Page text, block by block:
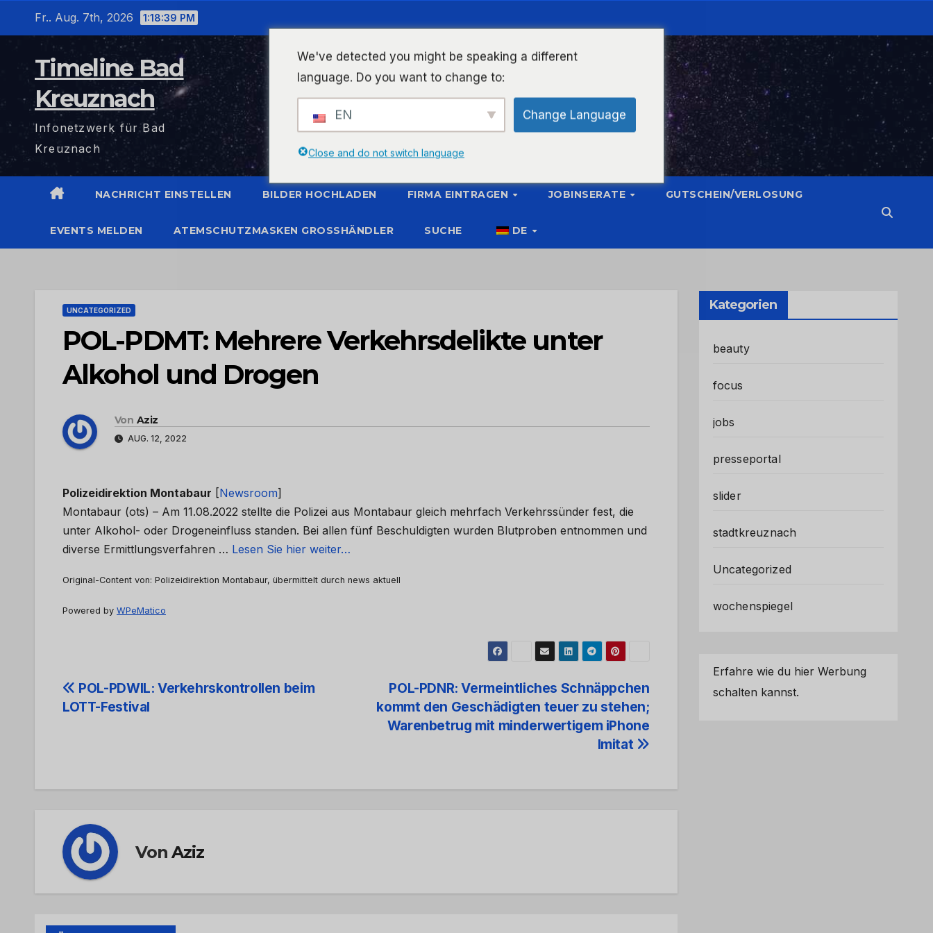
Fr.. Aug. 7th, 2026 1:18:40 PM
Timeline Bad
Kreuznach
Infonetzwerk für Bad
Kreuznach
NACHRICHT EINSTELLEN BILDER HOCHLADEN FIRMA EINTRAGEN JOBINSERATE GUTSCHEIN/VERLOSUNG
EVENTS MELDEN ATEMSCHUTZMASKEN GROSSHÄNDLER SUCHE DE
UNCATEGORIZED
POL-PDMT: Mehrere Verkehrsdelikte unter
Alkohol und Drogen
Von Aziz
AUG. 12, 2022
Polizeidirektion Montabaur [Newsroom]
Montabaur (ots) – Am 11.08.2022 stellte die Polizei aus Montabaur gleich mehrfach Verkehrssünder fest, die
unter Alkohol- oder Drogeneinfluss standen. Bei allen fünf Beschuldigten wurden Blutproben entnommen und
diverse Ermittlungsverfahren … Lesen Sie hier weiter…
Original-Content von: Polizeidirektion Montabaur, übermittelt durch news aktuell
Powered by WPeMatico
Beitrags-
POL-PDNR: Vermeintliches Schnäppchen
kommt den Geschädigten teuer zu stehen;
Warenbetrug mit minderwertigem iPhone
Imitat
POL-PDWIL: Verkehrskontrollen beim
LOTT-Festival
VonAziz
Kategorien
beauty
focus
jobs
presseportal
slider
stadtkreuznach
Uncategorized
wochenspiegel
Erfahre wie du hier Werbung
schalten kannst.
We've detected you might be speaking a different
language. Do you want to change to:
EN Change Language
Close and do not switch language